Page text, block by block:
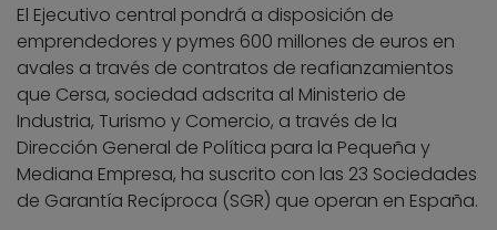
El Ejecutivo central pondrá a disposición de
emprendedores y pymes 600 millones de euros en
avales a través de contratos de reafianzamientos
que Cersa, sociedad adscrita al Ministerio de
Industria, Turismo y Comercio, a través de la
Dirección General de Política para la Pequeña y
Mediana Empresa, ha suscrito con las 23 Sociedades
de Garantía Recíproca (SGR) que operan en España.